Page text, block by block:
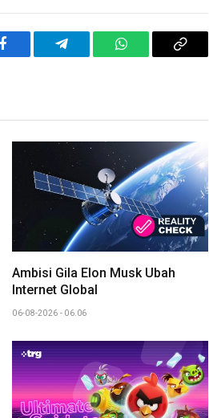
Facebook Telegram WhatsAppCopy
Ambisi Gila Elon Musk Ubah
Internet Global
06-08-2026 - 06.06